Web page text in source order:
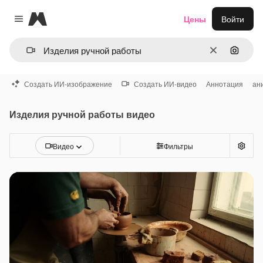
Close menu
Magnific
ОчиститьПоиск
Цены Войти
Создать ИИ-изображение Создать ИИ-видео Аннотация
Изделия ручной работы видео
Видео Фильтры